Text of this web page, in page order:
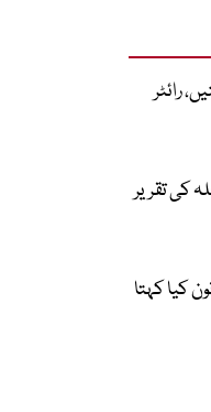
رائٹر
کی تقریر
کیا کہتا